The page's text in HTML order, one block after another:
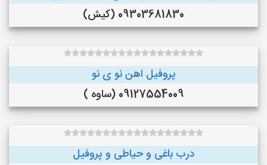
09303681830 (کیش)
پروفیل اهن نو ی نو
09127554009 (ساوه )
درب باغی و حیاطی و پروفیل